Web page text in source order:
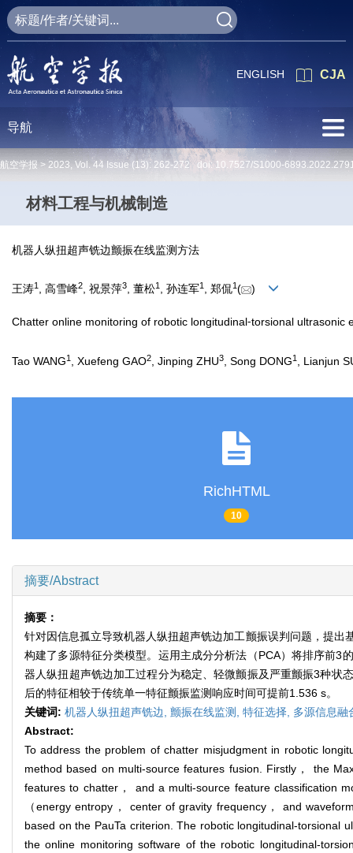
CJA
ENGLISH
导航
航空学报 > 2023, Vol. 44 Issue (13): 262-272 doi: 10.7527/S1000-
材料工程与机械制造
机器人纵扭超声铣边颤振在线监测方法
王涛1 , 高雪峰2, 祝景萍3, 董松1 , 孙连军1 , 郑侃1( )
Chatter online monitoring of robotic longitudinal⁃torsional ultrasonic
Tao WANG1 , Xuefeng GAO2 , Jinping ZHU3 , Song DONG1 , Lianjun
RichHTML
10
摘要/Abstract
摘要：
针对因信息孤立导致机器人纵扭超声铣边加工颤振误判问题，提
构建了多源特征分类模型。运用主成分分析法（PCA）将排序前3
器人纵扭超声铣边加工过程分为稳定、轻微颤振及严重颤振3种状
后的特征相较于传统单一特征颤振监测响应时间可提前1.536 s。
关键词: 机器人纵扭超声铣边, 颤振在线监测, 特征选择, 多源信息
Abstract:
To address the problem of chatter misjudgment in robotic
method based on multi-source features fusion. Firstly， the
features to chatter， and a multi-source feature classification
（energy entropy， center of gravity frequency， and
based on the PauTa criterion. The robotic longitudinal-torsional
the online monitoring software of the robotic longitudinal-